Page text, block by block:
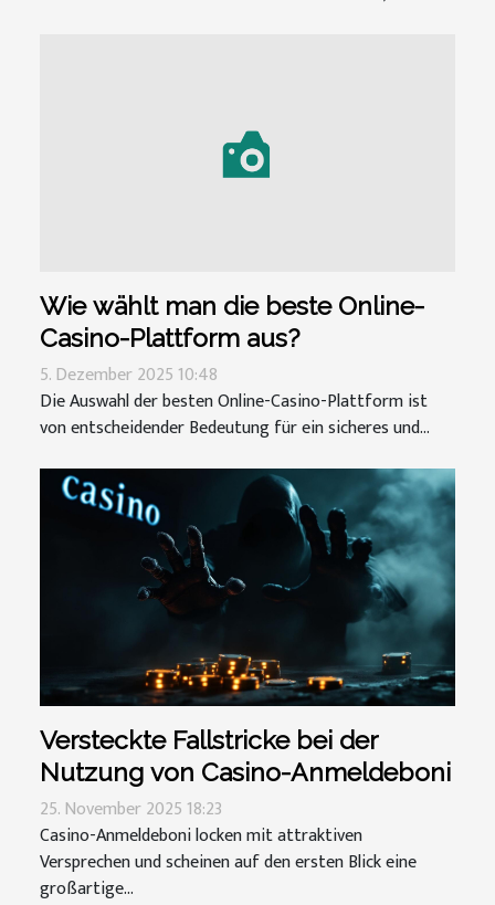
Wie wählt man die beste Online-
Casino-Plattform aus?
5. Dezember 2025 10:48
Die Auswahl der besten Online-Casino-Plattform ist
von entscheidender Bedeutung für ein sicheres und...
Versteckte Fallstricke bei der
Nutzung von Casino-Anmeldeboni
25. November 2025 18:23
Casino-Anmeldeboni locken mit attraktiven
Versprechen und scheinen auf den ersten Blick eine
großartige...